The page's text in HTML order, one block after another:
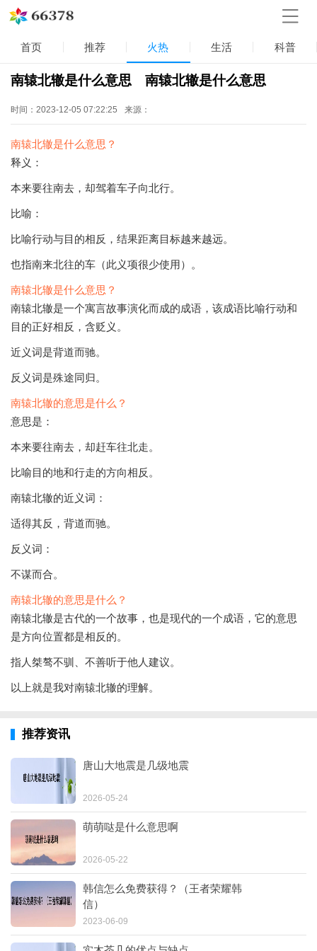
首页 推荐 火热 生活 科普
南辕北辙是什么意思 南辕北辙是什么意思
时间：2023-12-05 07:22:25 来源：
南辕北辙是什么意思？
释义：
本来要往南去，却驾着车子向北行。
比喻：
比喻行动与目的相反，结果距离目标越来越远。
也指南来北往的车（此义项很少使用）。
南辕北辙是什么意思？
南辕北辙是一个寓言故事演化而成的成语，该成语比喻行动和
目的正好相反，含贬义。
近义词是背道而驰。
反义词是殊途同归。
南辕北辙的意思是什么？
意思是：
本来要往南去，却赶车往北走。
比喻目的地和行走的方向相反。
南辕北辙的近义词：
适得其反，背道而驰。
反义词：
不谋而合。
南辕北辙的意思是什么？
南辕北辙是古代的一个故事，也是现代的一个成语，它的意思
是方向位置都是相反的。
指人桀骜不驯、不善听于他人建议。
以上就是我对南辕北辙的理解。
推荐资讯
唐山大地震是几级地震
2026-05-24
萌萌哒是什么意思啊
2026-05-22
韩信怎么免费获得？（王者荣耀韩
信）
2023-06-09